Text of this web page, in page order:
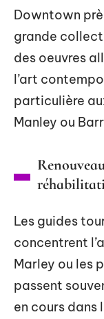
Downtown
grande
des oeuvres
l’art
particulière
Manley ou
Les guides
concentrent
Marley ou les
passent
en cours dans